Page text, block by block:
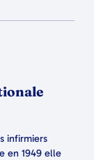
infirmiers
en 1949 elle